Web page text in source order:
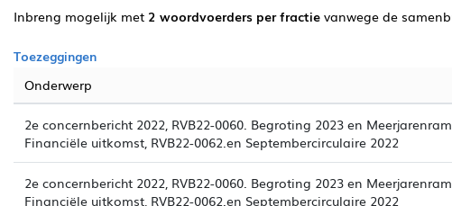
Inbreng mogelijk met 2 woordvoerders per fractie vanwege de
Toezeggingen
Onderwerp
2e concernbericht 2022, RVB22-0060. Begroting 2023 en
Financiële uitkomst, RVB22-0062.en Septembercirculaire 2022
2e concernbericht 2022, RVB22-0060. Begroting 2023 en
Financiële uitkomst, RVB22-0062.en Septembercirculaire 2022